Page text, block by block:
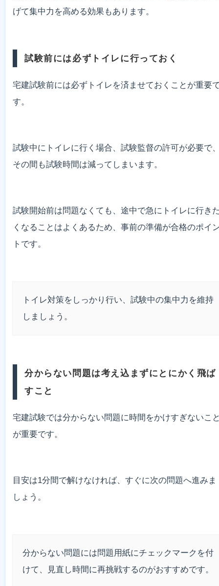
げて集中力を高める効果もあります。
試験前には必ずトイレに行っておく
宅建試験前には必ずトイレを済ませておくことが重要
す。
試験中にトイレに行く場合、試験監督の許可が必要で
その間も試験時間は減ってしまいます。
試験開始前は問題なくても、途中で急にトイレに行き
くなることはよくあるため、事前の準備が合格のポイ
トです。
トイレ対策をしっかり行い、試験中の集中力を維持
しましょう。
分からない問題は考え込まずにとにかく飛ば
すこと
宅建試験では分からない問題に時間をかけすぎないこ
が重要です。
目安は1分間で解けなければ、すぐに次の問題へ進みま
しょう。
分からない問題には問題用紙にチェックマークを付
けて、見直し時間に再挑戦するのがおすすめです。